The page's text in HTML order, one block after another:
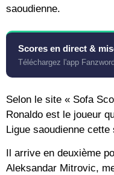
saoudienne.
Scores en direct &
Téléchargez l'app
Selon le site « Sofa
Ronaldo est le joueur
Ligue saoudienne
Il arrive en deuxième
Aleksandar Mitrovic,